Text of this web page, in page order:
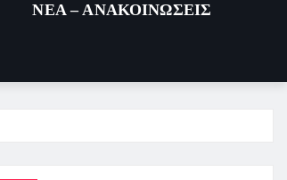
ΝΕΑ – ΑΝΑΚΟΙΝΩΣΕΙΣ